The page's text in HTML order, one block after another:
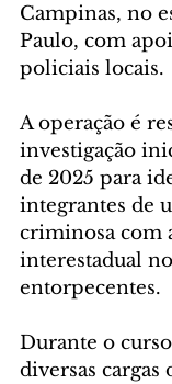
Campinas, no
Paulo, com
policiais locais.
A operação é
investigação
de 2025 para
integrantes de
criminosa com
interestadual
entorpecentes.
Durante o
diversas cargas